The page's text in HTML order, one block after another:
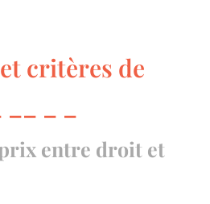
critères de
entre droit et